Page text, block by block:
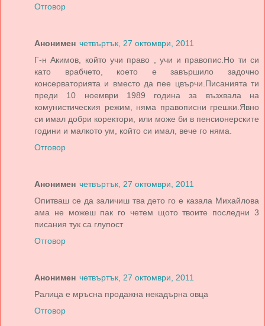
Отговор
Анонимен четвъртък, 27 октомври, 2011
Г-н Акимов, който учи право , учи и правопис.Но ти си
като врабчето, което е завършило задочно
консерваторията и вместо да пее цвърчи.Писанията ти
преди 10 ноември 1989 година за възхвала на
комунистическия режим, няма правописни грешки.Явно
си имал добри коректори, или може би в пенсионерските
години и малкото ум, който си имал, вече го няма.
Отговор
Анонимен четвъртък, 27 октомври, 2011
Опитваш се да заличиш тва дето го е казала Михайлова
ама не можеш пак го четем щото твоите последни 3
писания тук са глупост
Отговор
Анонимен четвъртък, 27 октомври, 2011
Ралица е мръсна продажна некадърна овца
Отговор